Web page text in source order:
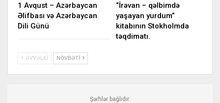
1 Avqust – Azərbaycan
Əlifbası və Azərbaycan
Dili Günü
“İrəvan – qəlbimdə
yaşayan yurdum”
kitabının Stokholmda
təqdimatı.
ƏVVƏLKI NÖVBƏTI
Şərhlər bağlıdır.